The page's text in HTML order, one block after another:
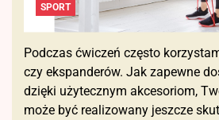
SPORT
Podczas ćwiczeń często
czy ekspanderów. Jak zapewne
dzięki użytecznym akcesoriom,
może być realizowany jeszcze